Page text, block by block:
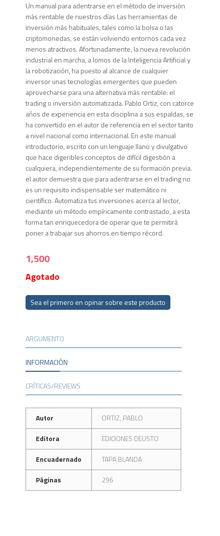
Un manual para adentrarse en el método de inversión
más rentable de nuestros días Las herramientas de
inversión más habituales, tales como la bolsa o las
criptomonedas, se están volviendo entornos cada vez
menos atractivos. Afortunadamente, la nueva revolución
industrial en marcha, a lomos de la Inteligencia Artificial y
la robotización, ha puesto al alcance de cualquier
inversor unas tecnologías emergentes que pueden
aprovecharse para una alternativa más rentable: el
trading o inversión automatizada. Pablo Ortiz, con catorce
años de experiencia en esta disciplina a sus espaldas, se
ha convertido en el autor de referencia en el sector tanto
a nivel nacional como internacional. En este manual
introductorio, escrito con un lenguaje llano y divulgativo
que hace digeribles conceptos de difícil digestión a
cualquiera, independientemente de su formación previa.
el autor demuestra que para adentrarse en el trading no
es un requisito indispensable ser matemático ni
científico. Automatiza tus inversiones acerca al lector,
mediante un método empíricamente contrastado, a esta
forma tan enriquecedora de operar que te permitirá
poner a trabajar sus ahorros en tiempo récord.
1,500
Agotado
Sea el primero en opinar sobre este producto
ARGUMENTO
INFORMACIÓN
CRÍTICAS/REVIEWS
Autor
ORTIZ, PABLO
Editora
EDICIONES DEUSTO
Encuadernado
TAPA BLANDA
Páginas
296